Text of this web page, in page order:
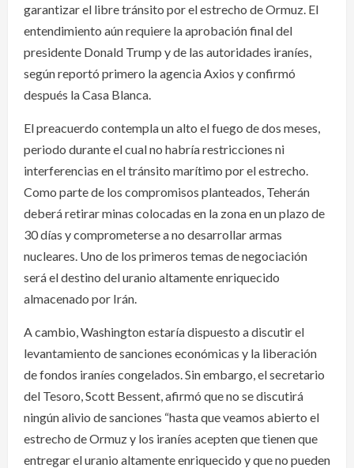
garantizar el libre tránsito por el estrecho de Ormuz. El
entendimiento aún requiere la aprobación final del
presidente Donald Trump y de las autoridades iraníes,
según reportó primero la agencia Axios y confirmó
después la Casa Blanca.
El preacuerdo contempla un alto el fuego de dos meses,
periodo durante el cual no habría restricciones ni
interferencias en el tránsito marítimo por el estrecho.
Como parte de los compromisos planteados, Teherán
deberá retirar minas colocadas en la zona en un plazo de
30 días y comprometerse a no desarrollar armas
nucleares. Uno de los primeros temas de negociación
será el destino del uranio altamente enriquecido
almacenado por Irán.
A cambio, Washington estaría dispuesto a discutir el
levantamiento de sanciones económicas y la liberación
de fondos iraníes congelados. Sin embargo, el secretario
del Tesoro, Scott Bessent, afirmó que no se discutirá
ningún alivio de sanciones “hasta que veamos abierto el
estrecho de Ormuz y los iraníes acepten que tienen que
entregar el uranio altamente enriquecido y que no pueden